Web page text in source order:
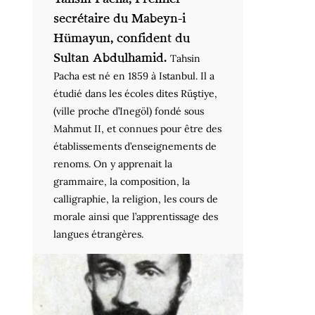
secrétaire du Mabeyn-i
Hümayun, confident du
Sultan Abdulhamid. Tahsin
Pacha est né en 1859 à Istanbul. Il a
étudié dans les écoles dites Rüştiye,
(ville proche d’Inegöl) fondé sous
Mahmut II, et connues pour être des
établissements d’enseignements de
renoms. On y apprenait la
grammaire, la composition, la
calligraphie, la religion, les cours de
morale ainsi que l’apprentissage des
langues étrangères.